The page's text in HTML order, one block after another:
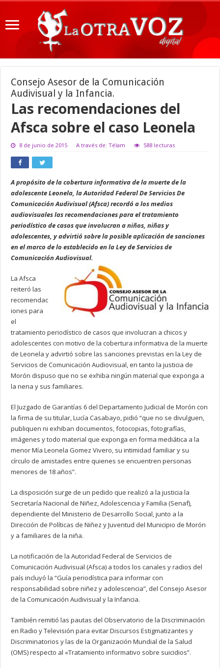
Consejo Asesor de la Comunicación
Audivisual y la Infancia.
Las recomendaciones del
Afsca sobre el caso Leonela
8 de junio de 2015 A través de: Télam 588 lecturas
A propósito de la cobertura informativa de la muerte de la
adolescente Leonela, la Autoridad Federal De Servicios De
Comunicación Audivisual (Afsca) recordó a los medios
audiovisuales las recomendaciones para el tratamiento
periodístico de casos que involucran a niños, niñas y
adolescentes, y advirtió sobre la posible aplicación de sanciones
en el marco de lo establecido en la Ley de Servicios de
Comunicación Audiovisual.
La Afsca
reiteró las
recomendac
iones para
el
tratamiento periodístico de casos que involucran a chicos y
adolescentes con motivo de la cobertura informativa de la muerte
de Leonela y advirtió sobre las sanciones previstas en la Ley de
Servicios de Comunicación Audiovisual, en tanto la justicia de
Morón dispuso que no se exhiba ningún material que exponga a
la nena y sus familiares.
El Juzgado de Garantías 6 del Departamento Judicial de Morón con
la firma de su titular, Lucía Casabayo, pidió “que no se divulguen,
publiquen ni exhiban documentos, fotocopias, fotografías,
imágenes y todo material que exponga en forma mediática a la
menor Mía Leonela Gomez Vivero, su intimidad familiar y su
círculo de amistades entre quienes se encuentren personas
menores de 18 años”.
La disposición surge de un pedido que realizó a la justicia la
Secretaría Nacional de Niñez, Adolescencia y Familia (Senaf),
dependiente del Ministerio de Desarrollo Social, junto a la
Dirección de Políticas de Niñez y Juventud del Municipio de Morón
y a familiares de la niña.
La notificación de la Autoridad Federal de Servicios de
Comunicación Audivisual (Afsca) a todos los canales y radios del
país incluyó la “Guía periodística para informar con
responsabilidad sobre niñez y adolescencia”, del Consejo Asesor
de la Comunicación Audivisual y la Infancia.
También remitió las pautas del Observatorio de la Discriminación
en Radio y Televisión para evitar Discursos Estigmatizantes y
Discriminatorios y las de la Organización Mundial de la Salud
(OMS) respecto al «Tratamiento informativo sobre suicidios”.